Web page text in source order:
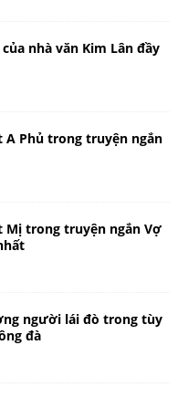
nhà văn Kim Lân đầy
A Phủ trong truyện ngắn
Mị trong truyện ngắn Vợ
người lái đò trong tùy
đà